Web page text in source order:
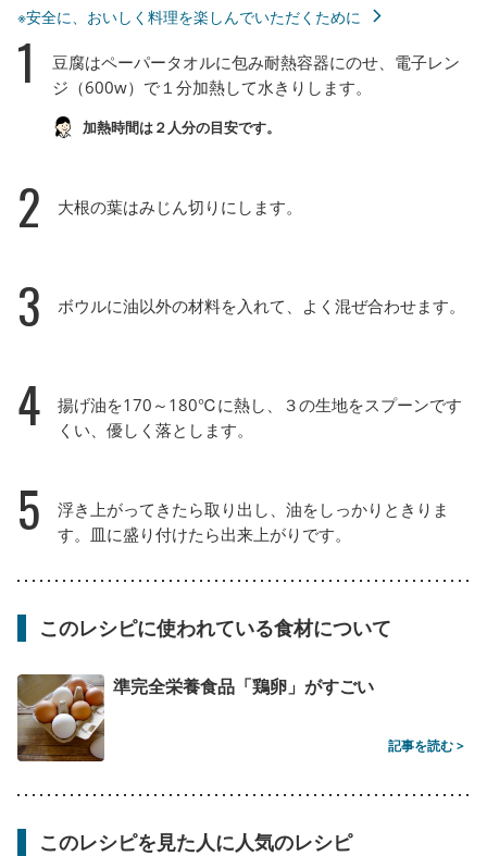
※安全に、おいしく料理を楽しんでいただくために
1
豆腐はペーパータオルに包み耐熱容器にのせ、電子レン
ジ（600w）で１分加熱して水きりします。
加熱時間は２人分の目安です。
2 大根の葉はみじん切りにします。
3 ボウルに油以外の材料を入れて、よく混ぜ合わせます。
4
揚げ油を170～180℃に熱し、３の生地をスプーンです
くい、優しく落とします。
5
浮き上がってきたら取り出し、油をしっかりときりま
す。皿に盛り付けたら出来上がりです。
このレシピに使われている食材について
準完全栄養食品「鶏卵」がすごい
記事を読む >
このレシピを見た人に人気のレシピ